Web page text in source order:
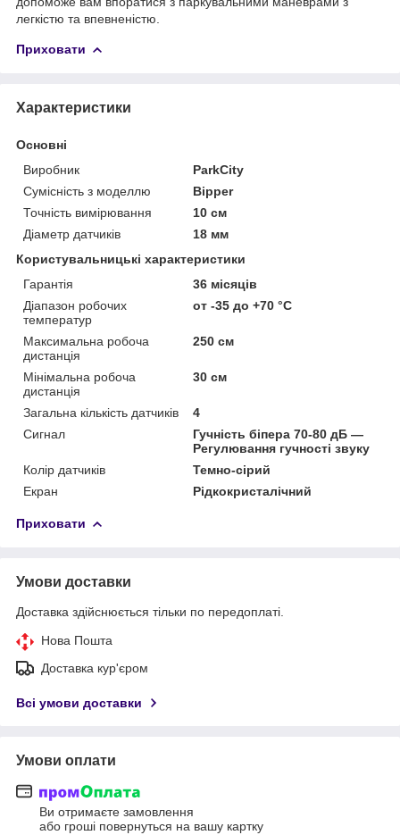
легкістю та впевненістю.
Приховати
Характеристики
Основні
Виробник
ParkCity
Сумісність з моделлю
Bipper
Точність вимірювання
10 см
Діаметр датчиків
18 мм
Користувальницькі характеристики
Гарантія
36 місяців
Діапазон робочих
температур
от -35 до +70 °С
Максимальна робоча
дистанція
250 см
Мінімальна робоча
дистанція
30 см
Загальна кількість датчиків
4
Сигнал
Гучність біпера 70-80 дБ —
Регулювання гучності звуку
Колір датчиків
Темно-сірий
Екран
Рідкокристалічний
Приховати
Умови доставки
Доставка здійснюється тільки по передоплаті.
Нова Пошта
Доставка кур'єром
Всі умови доставки
Умови оплати
Ви отримаєте замовлення
або гроші повернуться на вашу картку